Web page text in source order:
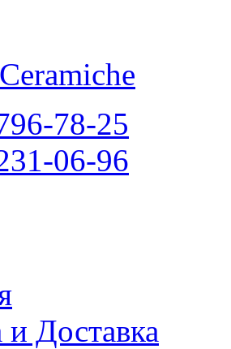
Ceramiche
78-25
06-96
и Доставка